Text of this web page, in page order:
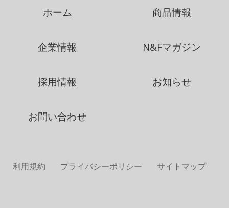
ホーム 商品情報
企業情報 N&Fマガジン
採用情報 お知らせ
お問い合わせ
利用規約 プライバシーポリシー サイトマップ